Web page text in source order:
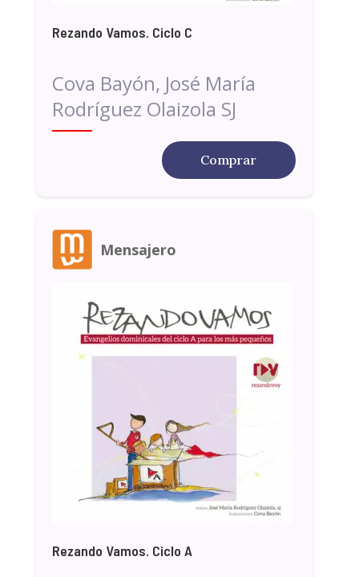
Rezando Vamos. Ciclo C
Cova Bayón, José María
Rodríguez Olaizola SJ
Comprar
Mensajero
Rezando Vamos. Ciclo A